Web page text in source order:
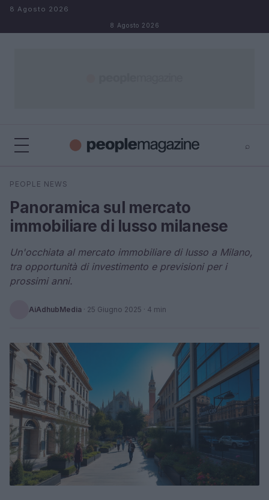
Salta al contenuto
8 Agosto 2026
8 Agosto 2026
⌕
Cerca
PEOPLE NEWS
Panoramica sul mercato
immobiliare di lusso milanese
Un'occhiata al mercato immobiliare di lusso a Milano,
tra opportunità di investimento e previsioni per i
prossimi anni.
AiAdhubMedia · 25 Giugno 2025 · 4 min